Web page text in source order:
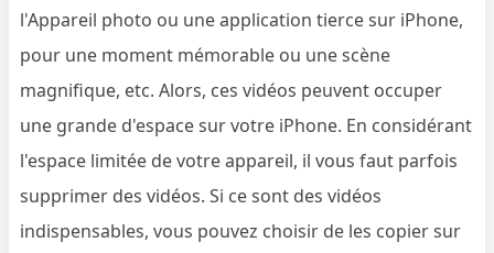
l'Appareil photo ou une application tierce sur iPhone,
pour une moment mémorable ou une scène
magnifique, etc. Alors, ces vidéos peuvent occuper
une grande d'espace sur votre iPhone. En considérant
l'espace limitée de votre appareil, il vous faut parfois
supprimer des vidéos. Si ce sont des vidéos
indispensables, vous pouvez choisir de les copier sur